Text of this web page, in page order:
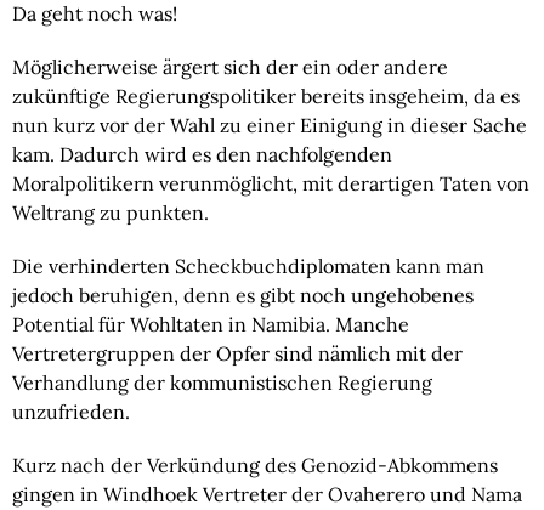
Da geht noch was!
Möglicherweise ärgert sich der ein oder andere
zukünftige Regierungspolitiker bereits insgeheim, da es
nun kurz vor der Wahl zu einer Einigung in dieser Sache
kam. Dadurch wird es den nachfolgenden
Moralpolitikern verunmöglicht, mit derartigen Taten von
Weltrang zu punkten.
Die verhinderten Scheckbuchdiplomaten kann man
jedoch beruhigen, denn es gibt noch ungehobenes
Potential für Wohltaten in Namibia. Manche
Vertretergruppen der Opfer sind nämlich mit der
Verhandlung der kommunistischen Regierung
unzufrieden.
Kurz nach der Verkündung des Genozid-Abkommens
gingen in Windhoek Vertreter der Ovaherero und Nama